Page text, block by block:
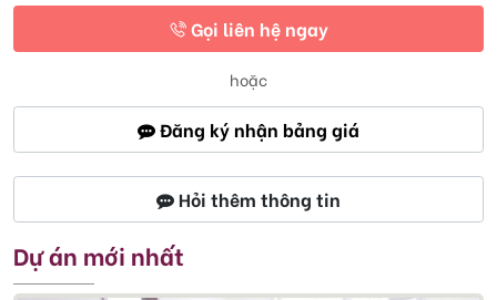
Gọi liên hệ ngay
hoặc
Đăng ký nhận bảng giá
Hỏi thêm thông tin
Dự án mới nhất